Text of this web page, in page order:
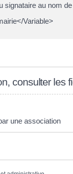
signataire au nom
Variable>
consulter les
une association